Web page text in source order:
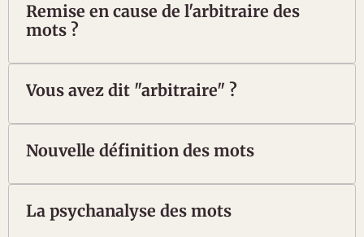
Remise en cause de l'arbitraire des
mots ?
Vous avez dit "arbitraire" ?
Nouvelle définition des mots
La psychanalyse des mots